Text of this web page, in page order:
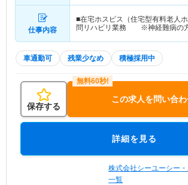
仕事内容
■在宅ホスピス（住宅型有料老人
問リハビリ業務 ※神経難病の
車通勤可 残業少なめ 積極採用中
保存する
この求人を問い合
詳細を見る
株式会社シーユーシー
一覧